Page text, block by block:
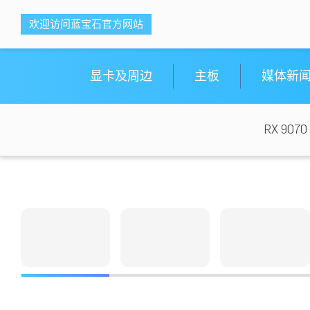
欢迎访问蓝宝石官方网站
显卡及周边 主板 媒体新
RX 9070
<ti-item style="box-sizing: border-box;">
蓝宝科技
<ti-item style="box-sizing: border-box;">